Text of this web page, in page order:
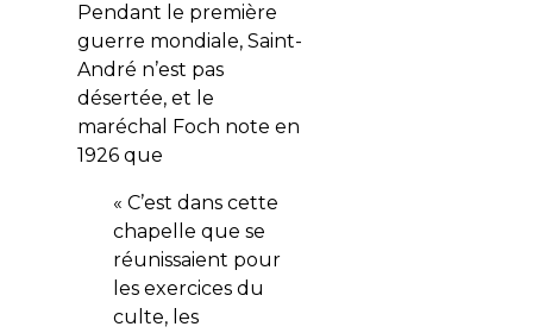
Pendant le première
guerre mondiale, Saint-
André n’est pas
désertée, et le
maréchal Foch note en
1926 que
« C’est dans cette
chapelle que se
réunissaient pour
les exercices du
culte, les